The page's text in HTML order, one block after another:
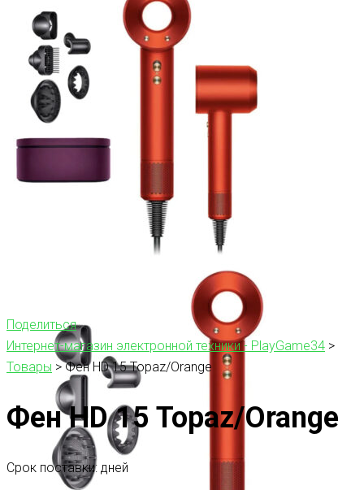
Поделиться
Интернет-магазин электронной техники - PlayGame34 >
Товары >Фен HD 15 Topaz/Orange
Фен HD 15 Topaz/Orange
Срок поставки: дней